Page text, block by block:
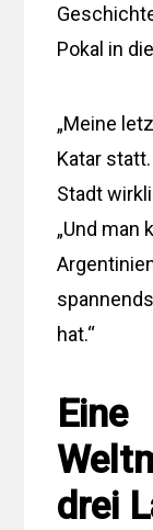
Pokal in
„Meine
Katar
Stadt
„Und man
hat.“
Eine
drei